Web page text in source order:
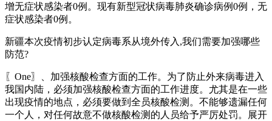
增无症状感染者0例。现有新型冠状病毒肺炎确诊病例0例，无
症状感染者0例。
新疆本次疫情初步认定病毒系从境外传入,我们需要加强哪些
防范?
〖One〗、加强核酸检查方面的工作。为了防止外来病毒进入
我国内陆，必须加强核酸检查方面的工作进度。尤其是在一些
出现疫情的地点，必须要做到全员核酸检测。不能够遗漏任何
一个人，对任何故意不做核酸检测的人员给予严厉处罚。展开